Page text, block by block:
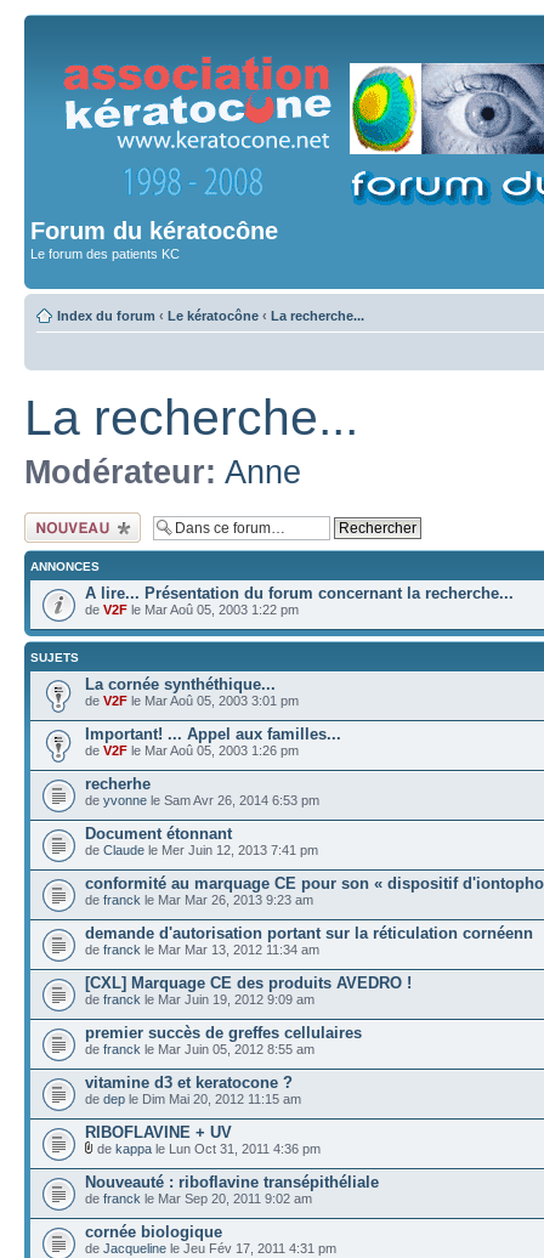
Forum du kératocône
Le forum des patients KC
Index du forum ‹ Le kératocône ‹ La recherche...
La recherche...
Modérateur: Anne
Ecrire un nouveau
sujet
ANNONCES
A lire... Présentation du forum concernant la recherche...
de V2F le Mar Aoû 05, 2003 1:22 pm
SUJETS
La cornée synthéthique...
de V2F le Mar Aoû 05, 2003 3:01 pm
Important! ... Appel aux familles...
de V2F le Mar Aoû 05, 2003 1:26 pm
recherhe
de yvonne le Sam Avr 26, 2014 6:53 pm
Document étonnant
de Claude le Mer Juin 12, 2013 7:41 pm
conformité au marquage CE pour son « dispositif
de franck le Mar Mar 26, 2013 9:23 am
demande d'autorisation portant sur la réticulation cornéenn
de franck le Mar Mar 13, 2012 11:34 am
[CXL] Marquage CE des produits AVEDRO !
de franck le Mar Juin 19, 2012 9:09 am
premier succès de greffes cellulaires
de franck le Mar Juin 05, 2012 8:55 am
vitamine d3 et keratocone ?
de dep le Dim Mai 20, 2012 11:15 am
RIBOFLAVINE + UV
de kappa le Lun Oct 31, 2011 4:36 pm
Nouveauté : riboflavine transépithéliale
de franck le Mar Sep 20, 2011 9:02 am
cornée biologique
de Jacqueline le Jeu Fév 17, 2011 4:31 pm